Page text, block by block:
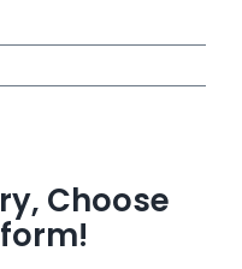
Choose